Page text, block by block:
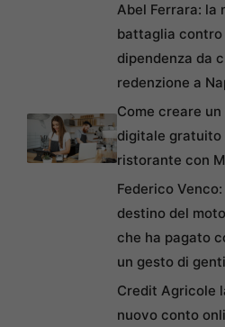
Abel Ferrara: la
battaglia contro
dipendenza da
redenzione a
Come creare un
digitale gratuito
ristorante con
Federico
destino del
che ha pagato
un gesto di
Credit Agricole
nuovo conto